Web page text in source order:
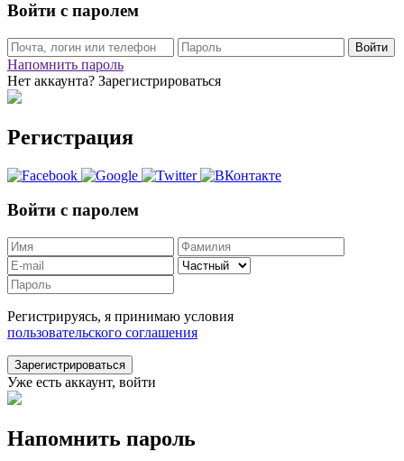
Войти с паролем
Войти
Напомнить пароль
Нет аккаунта? Зарегистрироваться
Регистрация
Войти с паролем
Регистрируясь, я принимаю условия
пользовательского соглашения
Зарегистрироваться
Уже есть аккаунт, войти
Напомнить пароль